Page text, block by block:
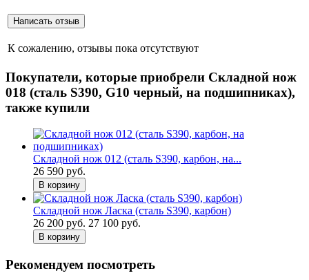
К сожалению, отзывы пока отсутствуют
Покупатели, которые приобрели Складной нож
018 (сталь S390, G10 черный, на подшипниках),
также купили
Складной нож 012 (сталь S390, карбон, на...
26 590 руб.
В корзину
Складной нож Ласка (сталь S390, карбон)
26 200 руб. 27 100 руб.
В корзину
Рекомендуем посмотреть